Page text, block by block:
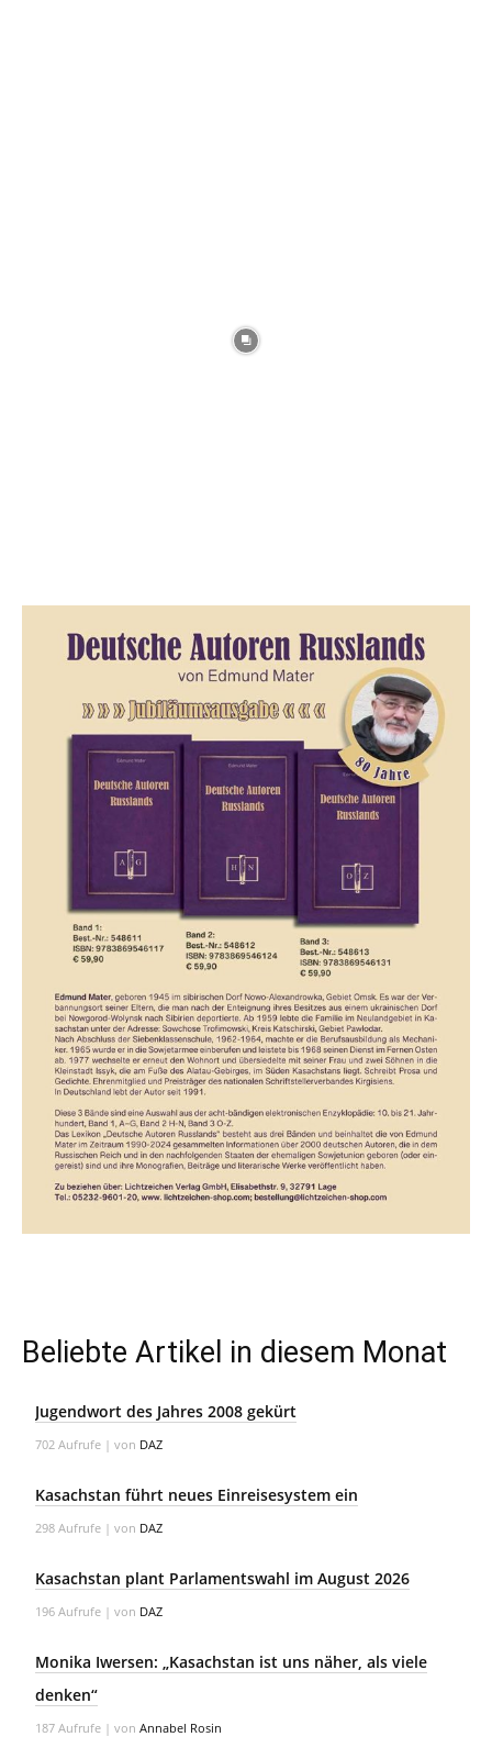
Beliebte Artikel in diesem Monat
Jugendwort des Jahres 2008 gekürt
702 Aufrufe | von DAZ
Kasachstan führt neues Einreisesystem ein
298 Aufrufe | von DAZ
Kasachstan plant Parlamentswahl im August 2026
196 Aufrufe | von DAZ
Monika Iwersen: „Kasachstan ist uns näher, als viele
denken“
187 Aufrufe | von Annabel Rosin